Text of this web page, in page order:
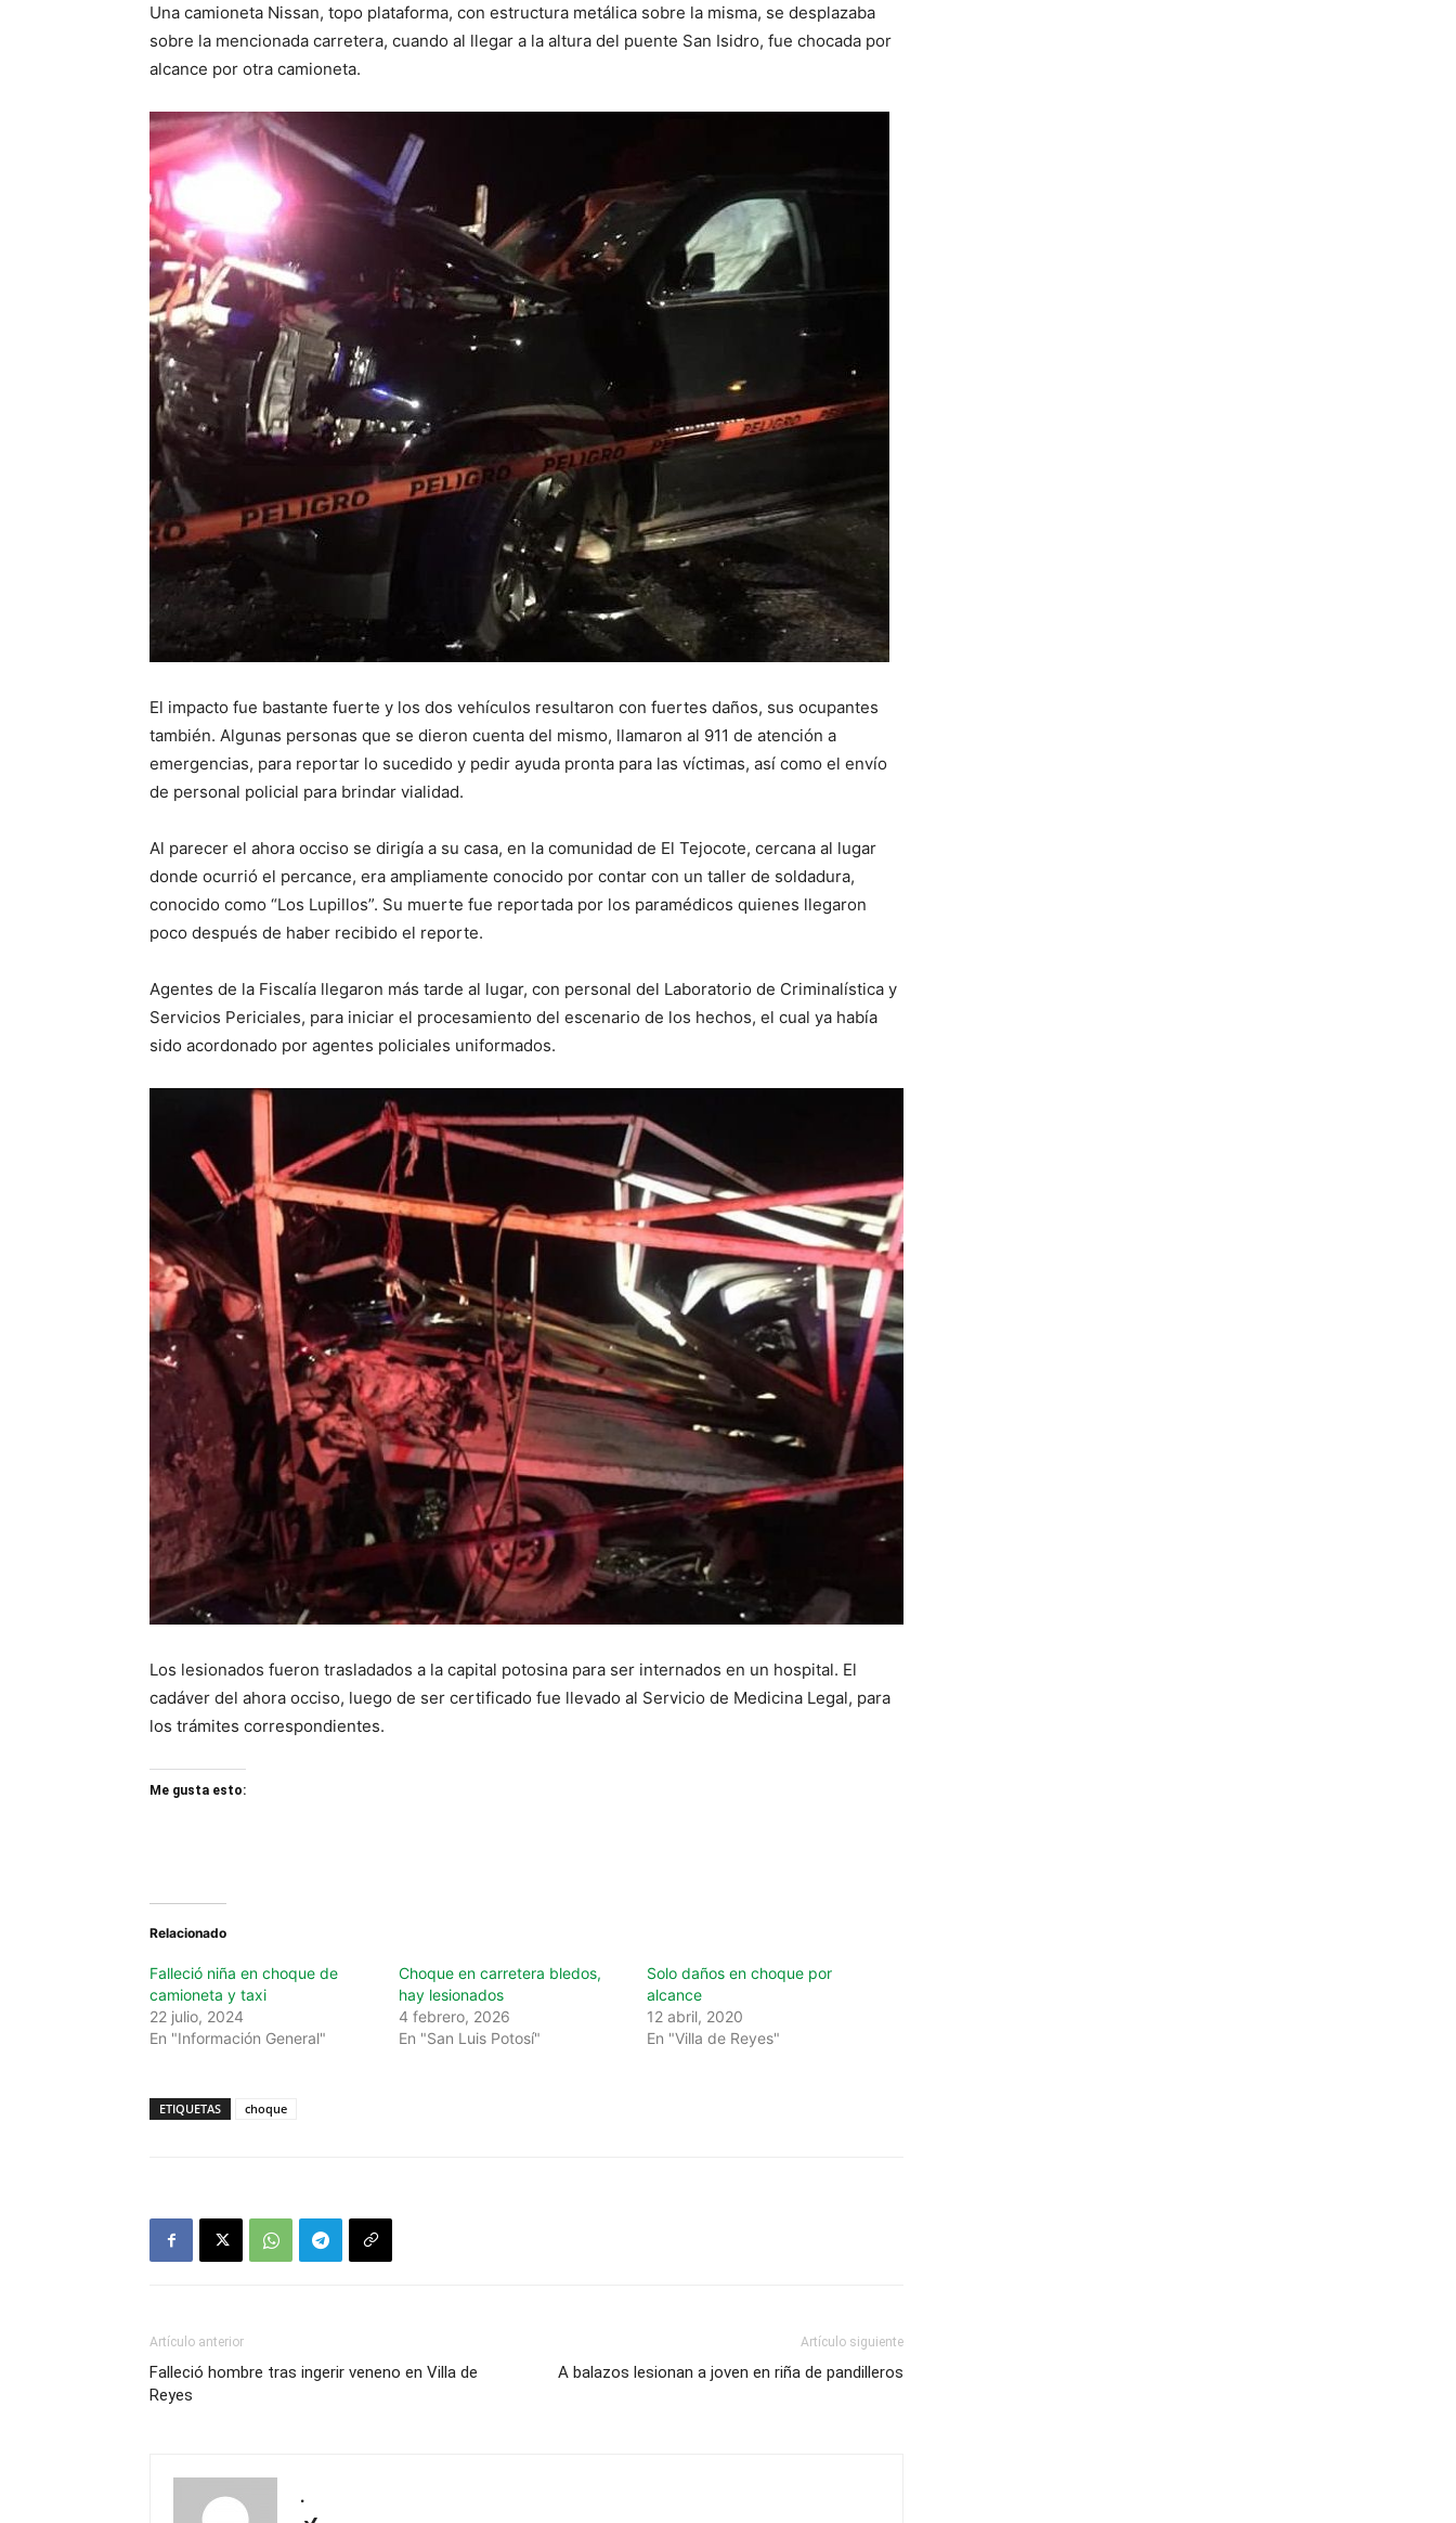
Una camioneta Nissan, topo plataforma, con estructura metálica sobre la misma, se desplazaba
sobre la mencionada carretera, cuando al llegar a la altura del puente San Isidro, fue chocada por
alcance por otra camioneta.
El impacto fue bastante fuerte y los dos vehículos resultaron con fuertes daños, sus ocupantes
también. Algunas personas que se dieron cuenta del mismo, llamaron al 911 de atención a
emergencias, para reportar lo sucedido y pedir ayuda pronta para las víctimas, así como el envío
de personal policial para brindar vialidad.
Al parecer el ahora occiso se dirigía a su casa, en la comunidad de El Tejocote, cercana al lugar
donde ocurrió el percance, era ampliamente conocido por contar con un taller de soldadura,
conocido como “Los Lupillos”. Su muerte fue reportada por los paramédicos quienes llegaron
poco después de haber recibido el reporte.
Agentes de la Fiscalía llegaron más tarde al lugar, con personal del Laboratorio de Criminalística y
Servicios Periciales, para iniciar el procesamiento del escenario de los hechos, el cual ya había
sido acordonado por agentes policiales uniformados.
Los lesionados fueron trasladados a la capital potosina para ser internados en un hospital. El
cadáver del ahora occiso, luego de ser certificado fue llevado al Servicio de Medicina Legal, para
los trámites correspondientes.
Me gusta esto:
Relacionado
Falleció niña en choque de
camioneta y taxi
22 julio, 2024
En "Información General"
Choque en carretera bledos,
hay lesionados
4 febrero, 2026
En "San Luis Potosí"
Solo daños en choque por
alcance
12 abril, 2020
En "Villa de Reyes"
ETIQUETAS choque
Artículo anterior
Falleció hombre tras ingerir veneno en Villa de
Reyes
Artículo siguiente
A balazos lesionan a joven en riña de pandilleros
.